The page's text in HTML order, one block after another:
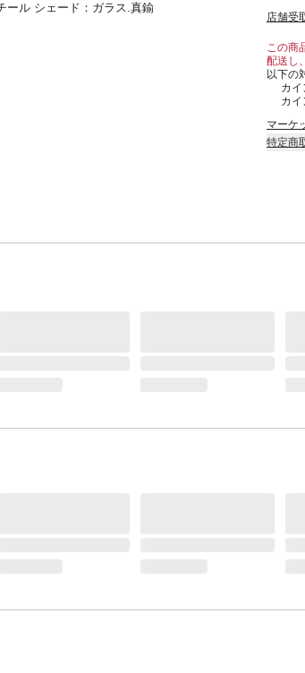
店舗受
この商
配送し
以下の
カ
カ
マーケ
特定商
ール シェード：ガラス.真鍮